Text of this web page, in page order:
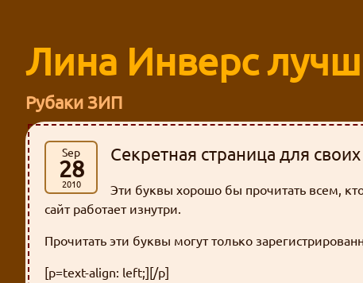
Лина Инверс
Рубаки ЗИП
Sep
28
2010
Секретная страница для своих
Эти буквы хорошо бы прочитать всем,
сайт работает изнутри.
Прочитать эти буквы могут только
[p=text-align: left;][/p]